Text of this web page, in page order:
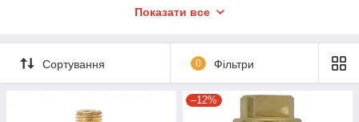
допоможуть виробники кращого якісного як дорогого і
Intertool, Toptul, Bright, AirKraft, Flexbimec, Sumake. Наша
доставка найбільш затребуваних, популярних, недорогих
маслораспылителей, лубрикаторов по Україні
Показати все
Сортування 0 Фільтри
–12%